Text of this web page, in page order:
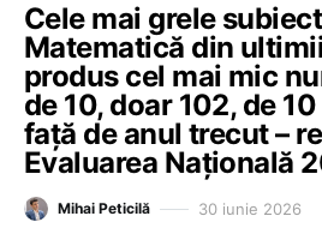
Cele mai grele
Matematică din
produs cel mai mic
de 10, doar 102, de
față de anul trecut –
Evaluarea Națională
Mihai Peticilă 30 iunie 2026